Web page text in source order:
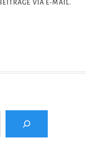
VIA E-MAIL.